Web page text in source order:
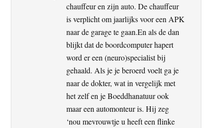
chauffeur en zijn auto. De chauffeur
is verplicht om jaarlijks voor een APK
naar de garage te gaan.En als de dan
blijkt dat de boordcomputer hapert
word er een (neuro)specialist bij
gehaald. Als je je beroerd voelt ga je
naar de dokter, wat in vergelijk met
het zelf en je Boeddhanatuur ook
maar een automonteur is. Hij zeg
‘nou mevrouwtje u heeft een flinke